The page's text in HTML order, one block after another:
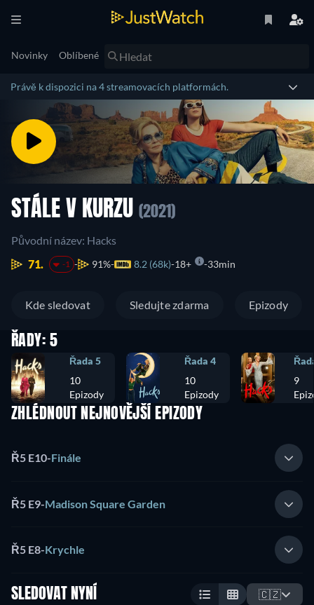
Novinky Oblíbené
Právě k dispozici na 4 streamovacích platformách.
STÁLE V KURZU (2021)
Původní název: Hacks
71.
-1 91% 8.2 (68k) 18+ 33min
Kde sledovat Sledujte zdarma Epizody
ŘADY: 5
Řada 5
10
Epizody
Řada 4
10
Epizody
9
ZHLÉDNOUT NEJNOVĚJŠÍ EPIZODY
Ř5 E10-Finále
Ř5 E9-Madison Square Garden
Ř5 E8-Krychle
SLEDOVAT NYNÍ 🇨🇿